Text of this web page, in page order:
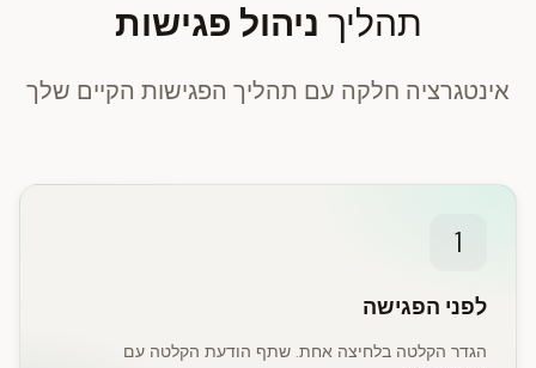
תהליך ניהול פגישות
אינטגרציה חלקה עם תהליך הפגישות הקיים שלך
1
לפני הפגישה
הגדר הקלטה בלחיצה אחת. שתף הודעת הקלטה עם